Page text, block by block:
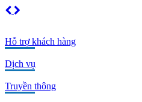
Hỗ trợ khách hàng
Dịch vụ
Truyền thông